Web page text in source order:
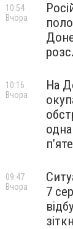
10:54
Вчора
На
10:16
Вчора
7
09:47
Вчора